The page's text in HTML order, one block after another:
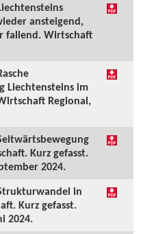
ansteigend,
fallend. Wirtschaft
Liechtensteins im
Regional,
Kurz gefasst.
2024.
in
Kurz gefasst.
2024.